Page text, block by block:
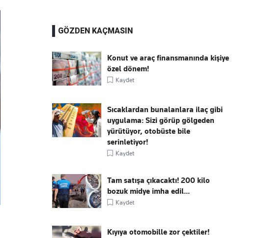
GÖZDEN KAÇMASIN
Konut ve araç finansmanında kişiye
özel dönem!
Kaydet
Sıcaklardan bunalanlara ilaç gibi
uygulama: Sizi görüp gölgeden
yürütüyor, otobüste bile
serinletiyor!
Kaydet
Tam satışa çıkacaktı! 200 kilo
bozuk midye imha edil...
Kaydet
Kıyıya otomobille zor çektiler!